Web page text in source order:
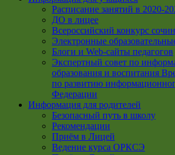
Расписание занятий в 2020-
ДО в лицее
Всероссийский конкурс
Электронные
Блоги и Web-сайты педагогов
Экспертный совет по
образования и воспитания
по развитию
Федерации
Информация для родителей
Безопасный путь в школу
Рекомендации
Приём в Лицей
Ведение курса ОРКСЭ